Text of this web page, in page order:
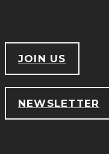
JOIN US
NEWSLETTER